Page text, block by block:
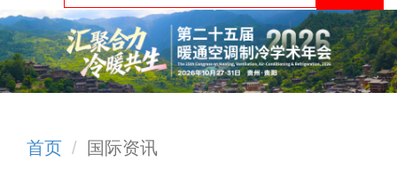
首页
组织介
绍
组织活
动
行业资
讯
English
首页 国际资讯